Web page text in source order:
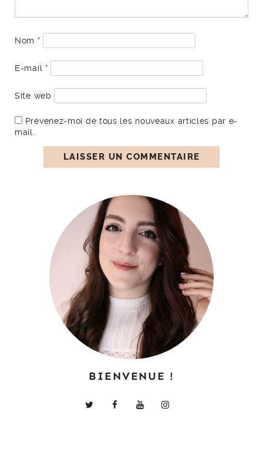
Nom *
E-mail *
Site web
Prévenez-moi de tous les nouveaux articles par e-
mail.
BIENVENUE !